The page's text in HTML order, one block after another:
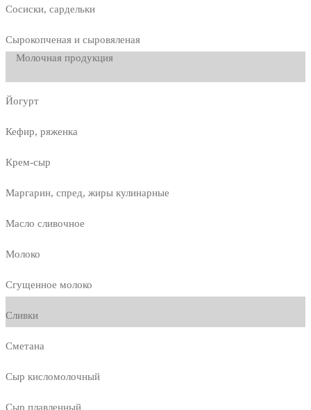
Сосиски, сардельки
Сырокопченая и сыровяленая
Молочная продукция
Йогурт
Кефир, ряженка
Крем-сыр
Маргарин, спред, жиры кулинарные
Масло сливочное
Молоко
Сгущенное молоко
Сливки
Сметана
Сыр кисломолочный
Сыр плавленный